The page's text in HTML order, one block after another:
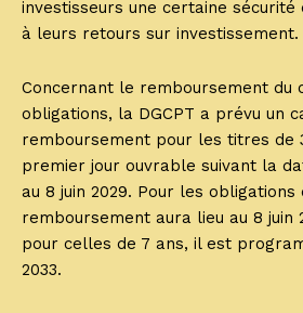
investisseurs une certaine
à leurs retours sur investissement.
Concernant le remboursement du
obligations, la DGCPT a prévu un
remboursement pour les titres de
premier jour ouvrable suivant la
au 8 juin 2029. Pour les obligations
remboursement aura lieu au 8 juin
pour celles de 7 ans, il est
2033.